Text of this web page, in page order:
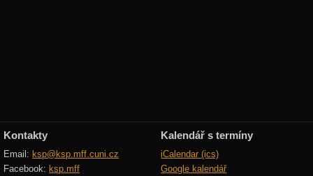
Kontakty
Email: ksp@ksp.mff.cuni.cz
Facebook: ksp.mff
Kalendář s termíny
iCalendar (ics)
Google kalendář